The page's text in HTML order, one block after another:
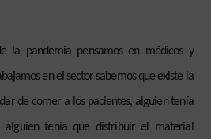
la pandemia pensamos en médicos y
en el sector sabemos que existe la
de comer a los pacientes, alguien tenía
alguien tenía que distribuir el material